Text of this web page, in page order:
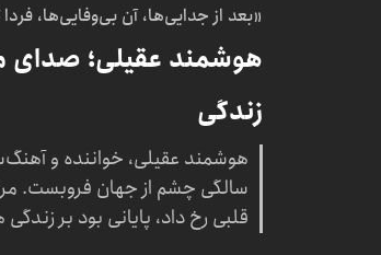
«بعد از جدایی‌ها، آن بی‌وفایی‌ها،
هوشمند عقیلی؛
زندگی
سالگی چشم از جهان فروبست.
قلبی رخ داد، پایانی بود بر زندگی هنرمندی که بیش از ۶